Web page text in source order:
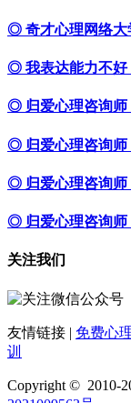
◎ 奇才心理网络大
◎ 我表达能力不好
◎ 归爱心理咨询师
◎ 归爱心理咨询师
◎ 归爱心理咨询师
◎ 归爱心理咨询师
关注我们
友情链接 | 免费心
训
Copyright © 2010-